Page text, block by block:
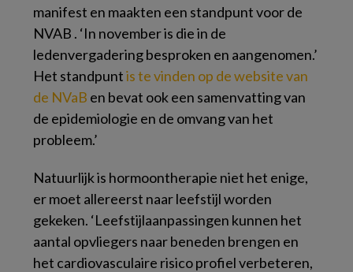
manifest en maakten een standpunt voor de
NVAB . ‘In november is die in de
ledenvergadering besproken en aangenomen.’
Het standpuntis te vinden op de website van
de NVaB en bevat ook een samenvatting van
de epidemiologie en de omvang van het
probleem.’
Natuurlijk is hormoontherapie niet het enige,
er moet allereerst naar leefstijl worden
gekeken. ‘Leefstijlaanpassingen kunnen het
aantal opvliegers naar beneden brengen en
het cardiovasculaire risico profiel verbeteren,